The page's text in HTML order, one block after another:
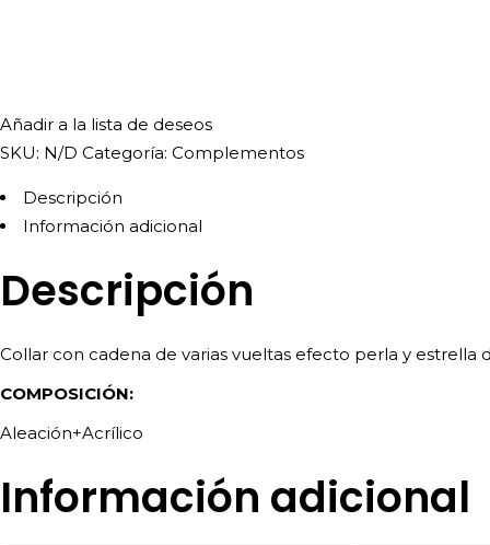
Añadir a la lista de deseos
SKU: N/D Categoría: Complementos
Descripción
Información adicional
Descripción
Collar con cadena de varias vueltas efecto perla y estrella
COMPOSICIÓN:
Aleación+Acrílico
Información adicional